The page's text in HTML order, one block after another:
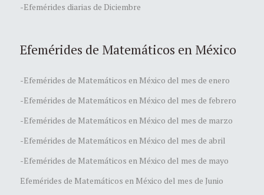
-Efemérides diarias de Diciembre
Efemérides de Matemáticos en México
-Efemérides de Matemáticos en México del mes de enero
-Efemérides de Matemáticos en México del mes de febrero
-Efemérides de Matemáticos en México del mes de marzo
-Efemérides de Matemáticos en México del mes de abril
-Efemérides de Matemáticos en México del mes de mayo
Efemérides de Matemáticos en México del mes de Junio